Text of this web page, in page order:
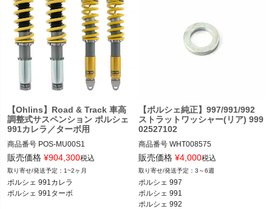
【Ohlins】Road & Track 車高
調整式サスペンション ポルシェ
991カレラ／ターボ用
商品番号 POS-MU00S1
POS-MU00S1
ポルシェ 991カレラ 11-19
ポルシェ 991ターボ 13-19
販売価格 ¥904,300税込
1~2ヶ月
ポルシェ 991カレラ
ポルシェ 991ターボ
【ポルシェ純正】997/991/992
ストラットワッシャー(リア) 999
02527102
商品番号 WHT008575
WHT008575
ポルシェ 997 05-13
ポルシェ 991 12-19
ポルシェ 992 19-
販売価格 ¥4,000税込
3～6週
ポルシェ 997
ポルシェ 991
ポルシェ 992